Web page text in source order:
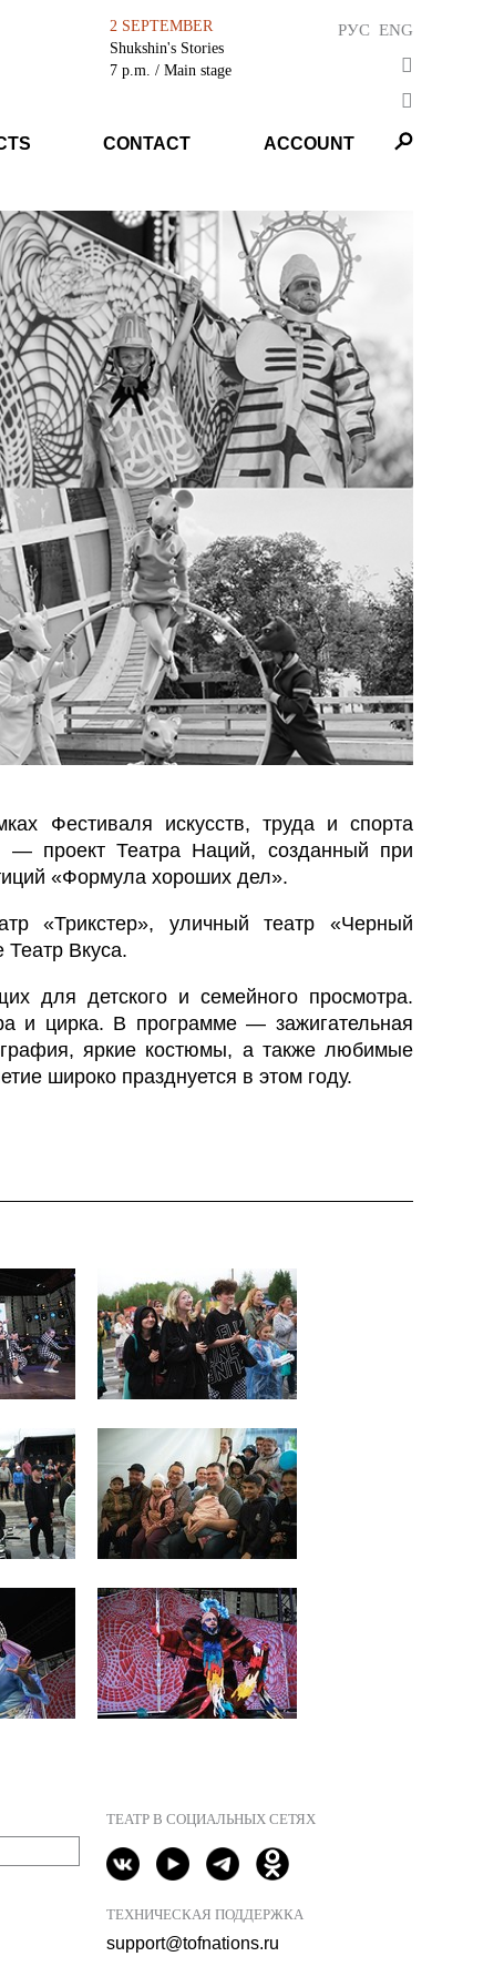
2 SEPTEMBER
Shukshin's Stories
7 p.m. / Main stage
РУС ENG
CONTACT ACCOUNT
Фестиваля искусств, труда и спорта
— проект Театра Наций, созданный при
«Формула хороших дел».
«Трикстер», уличный театр «Черный
Театр Вкуса.
для детского и семейного просмотра.
и цирка. В программе — зажигательная
яркие костюмы, а также любимые
широко празднуется в этом году.
ТЕАТР В СОЦИАЛЬНЫХ СЕТЯХ
ТЕХНИЧЕСКАЯ ПОДДЕРЖКА
support@tofnations.ru